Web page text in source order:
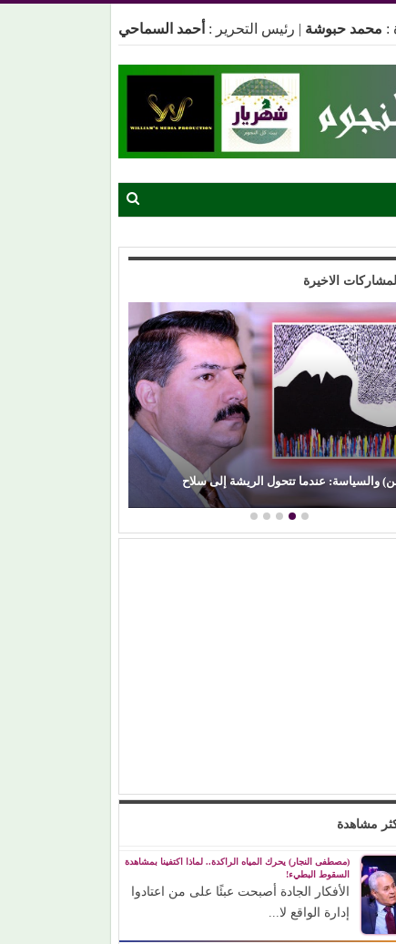
: محمد حبوشة | رئيس التحرير : أحمد السماحي
المشاركات الاخيرة
والسياسة: عندما تتحول الريشة إلى سلاح
مشاهدة
(مصطفى النجار) يحرك المياه الراكدة.. لماذا اكتفينا بمشاهدة
السقوط البطيء!
الأفكار الجادة أصبحت عبئًا على من اعتادوا
إدارة الواقع لا...